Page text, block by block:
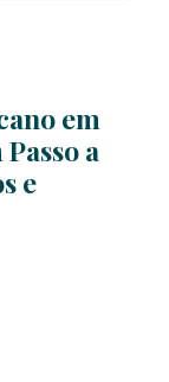
em
a
e